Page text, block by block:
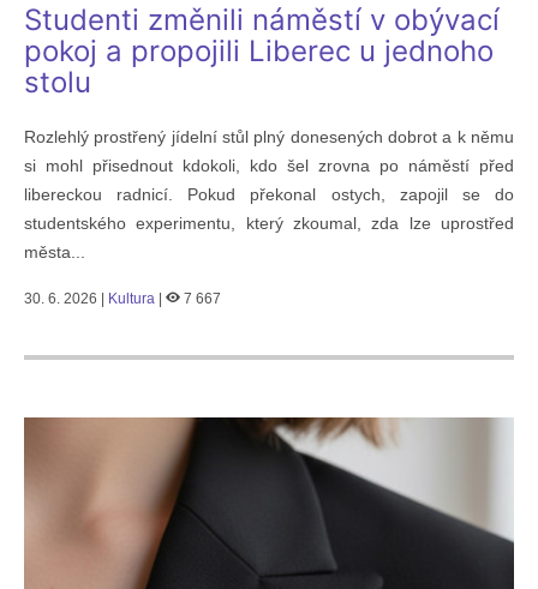
Studenti změnili náměstí v obývací
pokoj a propojili Liberec u jednoho
stolu
Rozlehlý prostřený jídelní stůl plný donesených dobrot a k němu
si mohl přisednout kdokoli, kdo šel zrovna po náměstí před
libereckou radnicí. Pokud překonal ostych, zapojil se do
studentského experimentu, který zkoumal, zda lze uprostřed
města...
30. 6. 2026 | Kultura | 7 667